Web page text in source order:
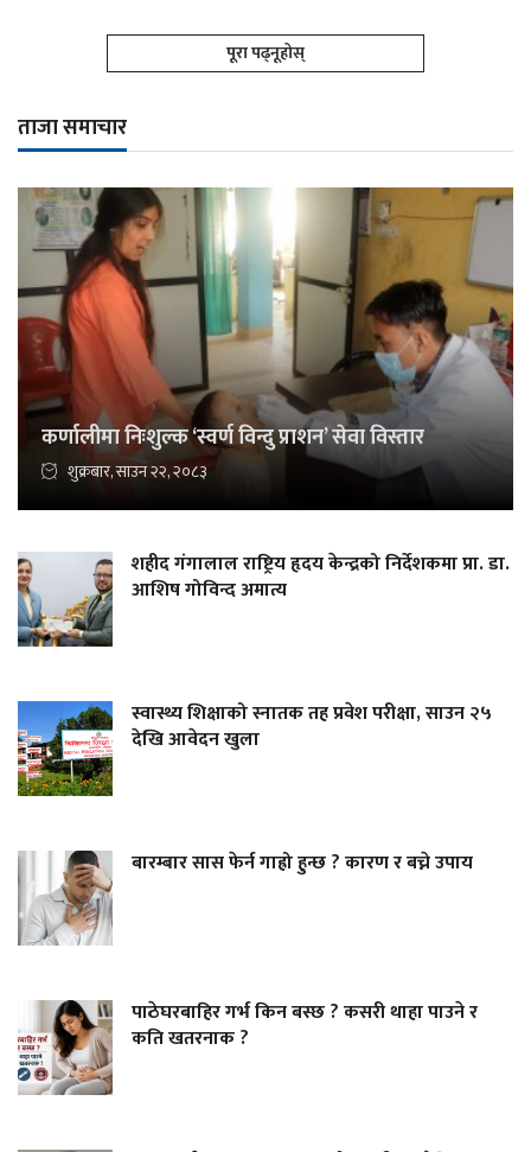
पूरा पढ्नूहोस्
ताजा समाचार
कर्णालीमा निःशुल्क ‘स्वर्ण विन्दु प्राशन’ सेवा विस्तार
शुक्रबार, साउन २२, २०८३
शहीद गंगालाल राष्ट्रिय हृदय केन्द्रको निर्देशकमा प्रा. डा.
आशिष गोविन्द अमात्य
स्वास्थ्य शिक्षाको स्नातक तह प्रवेश परीक्षा, साउन २५
देखि आवेदन खुला
बारम्बार सास फेर्न गाह्रो हुन्छ ? कारण र बच्ने उपाय
पाठेघरबाहिर गर्भ किन बस्छ ? कसरी थाहा पाउने र
कति खतरनाक ?